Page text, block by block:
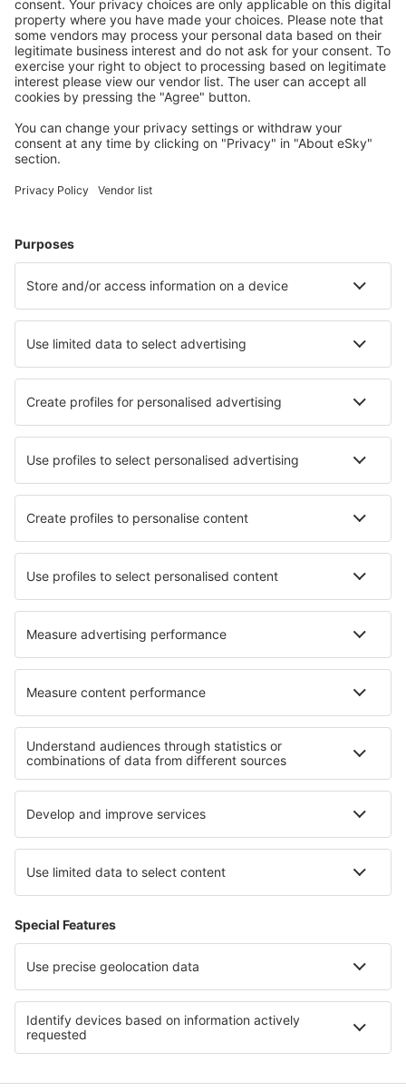
Ubytování dle vašeho gusta
Vyberte si z více než 1.3 milionu zařízení: hotelů,
apartmánů, chat a dalších.
Uživateli eSky nejčastěji hledané ubytování
Ubytování ve Švýcarsku - Oblíbená města
Ubytování in Grindelwald Ubytování in Davos
Ubytování in Diemtigen Ubytování in Bivio
Ubytování in Horw Ubytování in Tegna
Nejlepší ubytování - města
Ubytování in Wroxton Ubytování in Aquino
Ubytování in Bouilland Ubytování in Lagnieu
Ubytování Montroty Ubytování in Phulbari
Ubytování in Battle Lake Ubytování in Ibstock
Nejlepší ubytování - regiony
Ubytování v Zermattu Ubytování ve Svatém Mořici
Ubytování v Swiss Alps Ubytování ve Švýcarsku
Ubytování v oblasti Davos-Klosters Ubytování in Coahuila
Ubytování v Národní rezervace Junín Ubytování ve Vlámsku
Ubytování na Kykladách Ubytování v Srbsku